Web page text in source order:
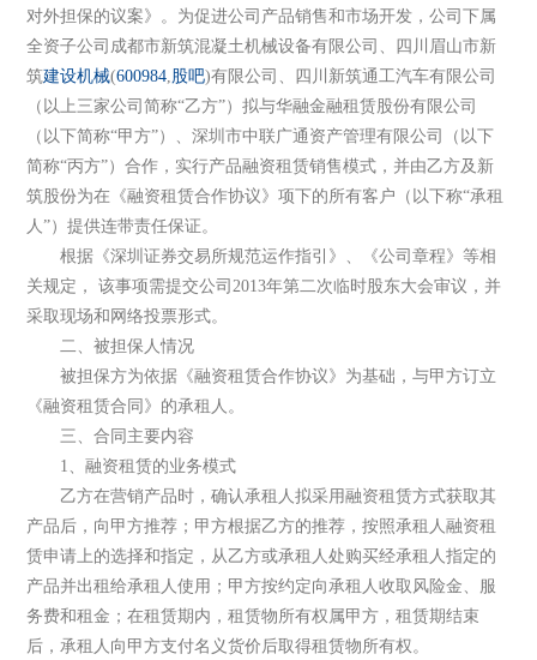
对外担保的议案》。为促进公司产品销售和市场开发，公司下属
全资子公司成都市新筑混凝土机械设备有限公司、四川眉山市新
筑建设机械(600984,股吧)有限公司、四川新筑通工汽车有限公司
（以上三家公司简称“乙方”）拟与华融金融租赁股份有限公司
（以下简称“甲方”）、深圳市中联广通资产管理有限公司（以下
简称“丙方”）合作，实行产品融资租赁销售模式，并由乙方及新
筑股份为在《融资租赁合作协议》项下的所有客户（以下称“承租
人”）提供连带责任保证。
根据《深圳证券交易所规范运作指引》、《公司章程》等相
关规定， 该事项需提交公司2013年第二次临时股东大会审议，并
采取现场和网络投票形式。
二、被担保人情况
被担保方为依据《融资租赁合作协议》为基础，与甲方订立
《融资租赁合同》的承租人。
三、合同主要内容
1、融资租赁的业务模式
乙方在营销产品时，确认承租人拟采用融资租赁方式获取其
产品后，向甲方推荐；甲方根据乙方的推荐，按照承租人融资租
赁申请上的选择和指定，从乙方或承租人处购买经承租人指定的
产品并出租给承租人使用；甲方按约定向承租人收取风险金、服
务费和租金；在租赁期内，租赁物所有权属甲方，租赁期结束
后，承租人向甲方支付名义货价后取得租赁物所有权。